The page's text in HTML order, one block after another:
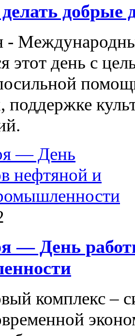
добрые
-
этот день с
поддержке
— День
комплекс –